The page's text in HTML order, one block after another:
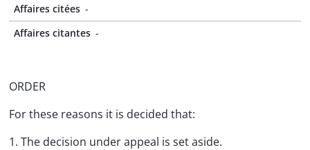
Affaires citées -
Affaires citantes -
ORDER
For these reasons it is decided that:
1. The decision under appeal is set aside.